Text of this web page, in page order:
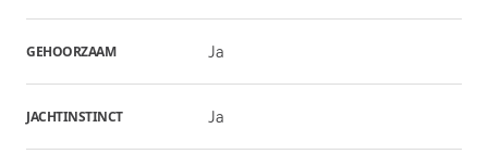
GEHOORZAAM Ja
JACHTINSTINCT Ja